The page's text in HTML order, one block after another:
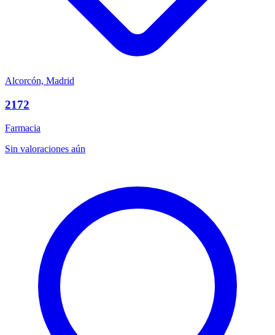
Alcorcón, Madrid
2172
Farmacia
Sin valoraciones aún